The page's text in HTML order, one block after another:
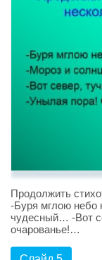
Продолжить
-Буря мглою небо
чудесный… -Вот
очарованье!…